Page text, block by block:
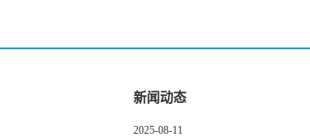
新闻动态
2025-08-11